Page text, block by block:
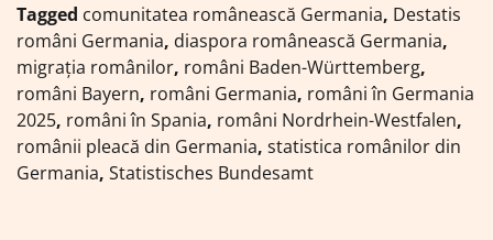
Tagged comunitatea românească Germania, Destatis
români Germania, diaspora românească Germania,
migrația românilor, români Baden-Württemberg,
români Bayern, români Germania, români în Germania
2025, români în Spania, români Nordrhein-Westfalen,
românii pleacă din Germania, statistica românilor din
Germania, Statistisches Bundesamt